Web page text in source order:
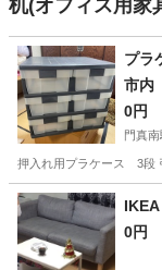
机(オフィス用家
プ
市内
0円
門真南
押入れ用プラケース 3段
大阪 門真市 門
0円